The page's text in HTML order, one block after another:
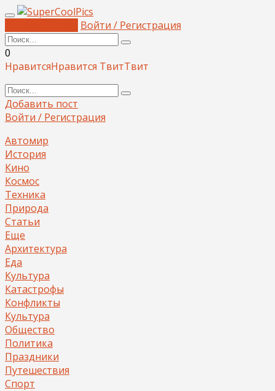
Войти / Регистрация
0
НравитсяНравится ТвитТвит
Добавить пост
Войти / Регистрация
Автомир
История
Кино
Космос
Техника
Природа
Статьи
Еще
Архитектура
Еда
Культура
Катастрофы
Конфликты
Культура
Общество
Политика
Праздники
Путешествия
Спорт